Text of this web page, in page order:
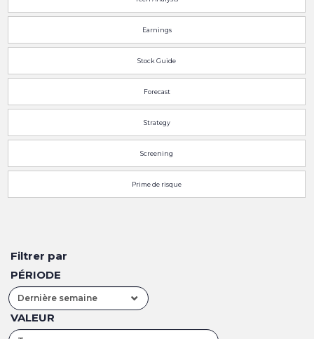
Earnings
Stock Guide
Forecast
Strategy
Screening
Prime de risque
Filtrer par
PÉRIODE
Dernière semaine
VALEUR